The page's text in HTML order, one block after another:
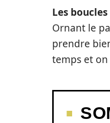
Les
Ornant le
prendre
temps et